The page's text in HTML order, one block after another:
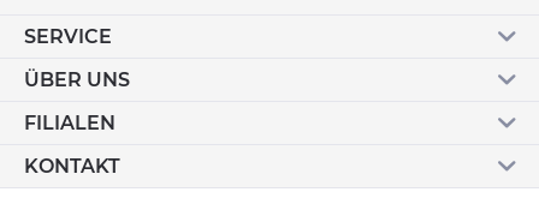
SERVICE
ÜBER UNS
FILIALEN
KONTAKT